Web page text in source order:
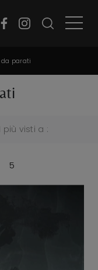
da parati
I più visti a :
5